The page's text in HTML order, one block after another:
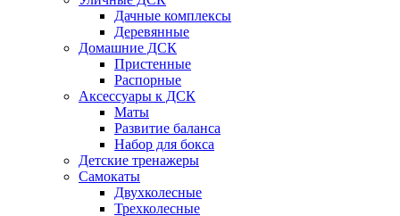
Дачные комплексы
Деревянные
Домашние ДСК
Пристенные
Распорные
Аксесcуары к ДСК
Маты
Развитие баланса
Набор для бокса
Детские тренажеры
Самокаты
Двухколесные
Трехколесные